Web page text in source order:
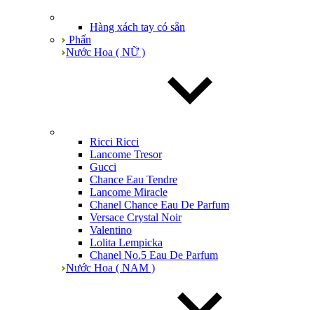
Hàng xách tay có sẵn
Phấn
Nước Hoa ( NỮ )
Ricci Ricci
Lancome Tresor
Gucci
Chance Eau Tendre
Lancome Miracle
Chanel Chance Eau De Parfum
Versace Crystal Noir
Valentino
Lolita Lempicka
Chanel No.5 Eau De Parfum
Nước Hoa ( NAM )